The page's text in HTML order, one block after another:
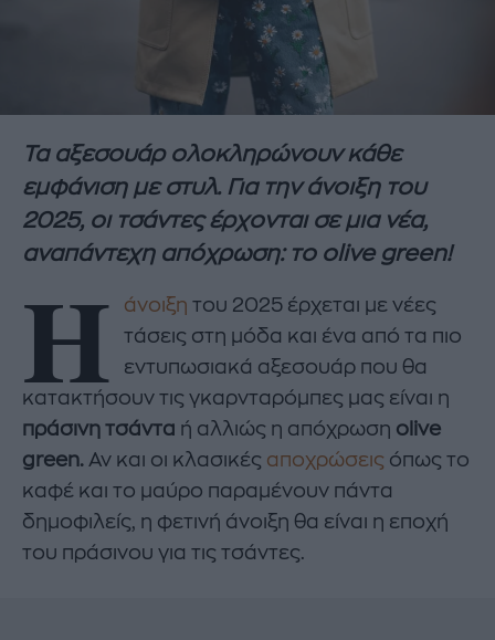
Τα αξεσουάρ ολοκληρώνουν κάθε
εμφάνιση με στυλ. Για την άνοιξη του
2025, οι τσάντες έρχονται σε μια νέα,
αναπάντεχη απόχρωση: το olive green!
Η άνοιξη του 2025 έρχεται με νέες
τάσεις στη μόδα και ένα από τα πιο
εντυπωσιακά αξεσουάρ που θα
κατακτήσουν τις γκαρνταρόμπες μας είναι η
πράσινη τσάντα ή αλλιώς η απόχρωση olive
green. Αν και οι κλασικές αποχρώσεις όπως το
καφέ και το μαύρο παραμένουν πάντα
δημοφιλείς, η φετινή άνοιξη θα είναι η εποχή
του πράσινου για τις τσάντες.